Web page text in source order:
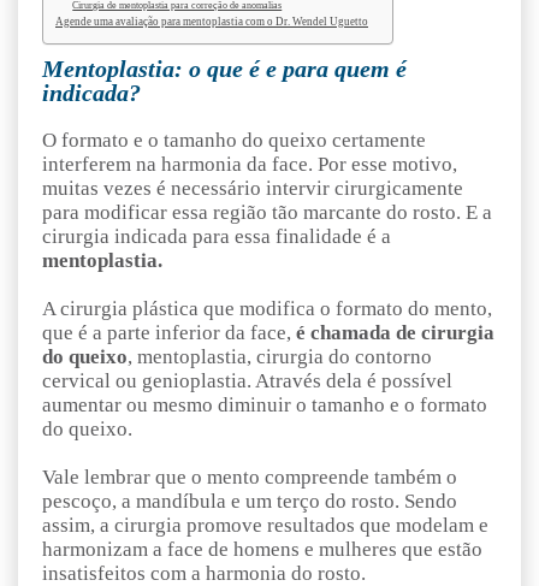
Cirurgia de mentoplastia para correção de anomalias
Agende uma avaliação para mentoplastia com o Dr. Wendel Uguetto
Mentoplastia: o que é e para quem é
indicada?
O formato e o tamanho do queixo certamente
interferem na harmonia da face. Por esse motivo,
muitas vezes é necessário intervir cirurgicamente
para modificar essa região tão marcante do rosto. E a
cirurgia indicada para essa finalidade é a
mentoplastia.
A cirurgia plástica que modifica o formato do mento,
que é a parte inferior da face, é chamada de cirurgia
do queixo, mentoplastia, cirurgia do contorno
cervical ou genioplastia. Através dela é possível
aumentar ou mesmo diminuir o tamanho e o formato
do queixo.
Vale lembrar que o mento compreende também o
pescoço, a mandíbula e um terço do rosto. Sendo
assim, a cirurgia promove resultados que modelam e
harmonizam a face de homens e mulheres que estão
insatisfeitos com a harmonia do rosto.